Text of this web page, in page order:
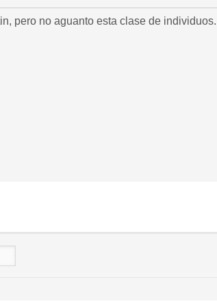
pero no aguanto esta clase de individuos.